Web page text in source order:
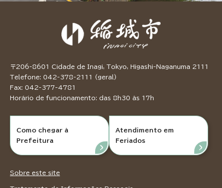
〒206-8601 Cidade de Inagi, Tokyo, Higashi-Naganuma 2111
Telefone: 042-378-2111 (geral)
Fax: 042-377-4781
Horário de funcionamento: das 8h30 às 17h
Como chegar à
Prefeitura
Atendimento em
Feriados
Sobre este site